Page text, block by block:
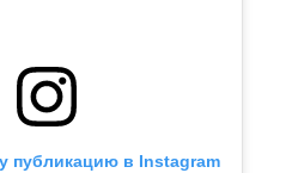
публикацию в Instagram